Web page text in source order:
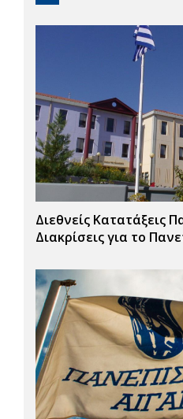
Διεθνείς Κατατάξεις
Διακρίσεις για το